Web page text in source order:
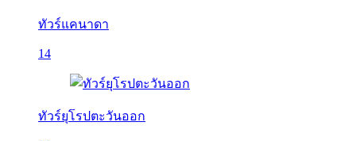
ทัวร์แคนาดา
14
ทัวร์ยุโรปตะวันออก